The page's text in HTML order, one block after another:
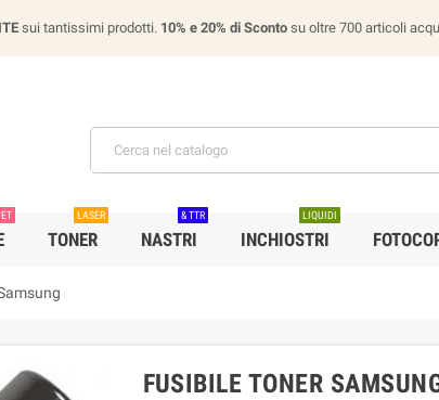
sui tantissimi prodotti. 10% e 20% di Sconto su oltre 700 articoli
TONER
LASER
NASTRI
& TTR
INCHIOSTRI
LIQUIDI
FUSIBILE TONER